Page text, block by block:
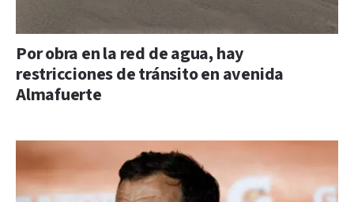
Por obra en la red de agua, hay
restricciones de tránsito en avenida
Almafuerte